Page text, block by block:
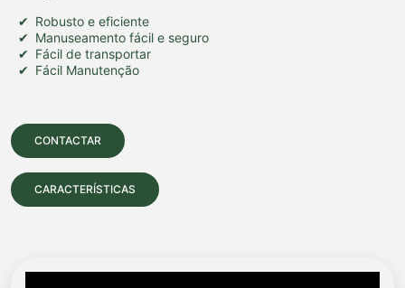
Robusto e eficiente
Manuseamento fácil e seguro
Fácil de transportar
Fácil Manutenção
CONTACTAR
CARACTERÍSTICAS